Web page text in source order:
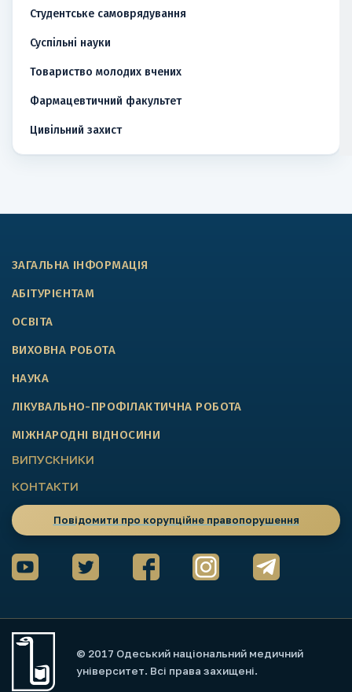
Студентське самоврядування
Суспільні науки
Товариство молодих вчених
Фармацевтичний факультет
Цивільний захист
ЗАГАЛЬНА ІНФОРМАЦІЯ
АБІТУРІЄНТАМ
ОСВІТА
ВИХОВНА РОБОТА
НАУКА
ЛІКУВАЛЬНО-ПРОФІЛАКТИЧНА РОБОТА
МІЖНАРОДНІ ВІДНОСИНИ
ВИПУСКНИКИ
КОНТАКТИ
Повідомити про корупційне правопорушення
© 2017 Одеський національний медичний
університет. Всі права захищені.